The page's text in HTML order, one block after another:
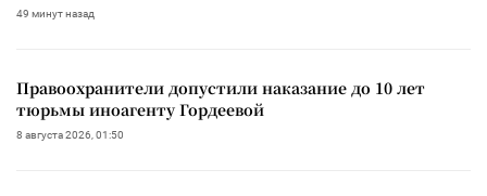
49 минут назад
Правоохранители допустили наказание до 10 лет
тюрьмы иноагенту Гордеевой
8 августа 2026, 01:50